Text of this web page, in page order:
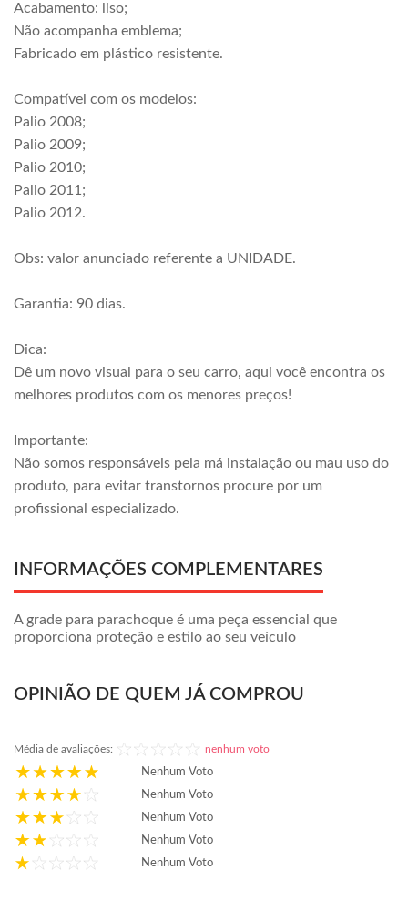
Acabamento: liso;
Não acompanha emblema;
Fabricado em plástico resistente.
Compatível com os modelos:
Palio 2008;
Palio 2009;
Palio 2010;
Palio 2011;
Palio 2012.
Obs: valor anunciado referente a UNIDADE.
Garantia: 90 dias.
Dica:
Dê um novo visual para o seu carro, aqui você encontra os
melhores produtos com os menores preços!
Importante:
Não somos responsáveis pela má instalação ou mau uso do
produto, para evitar transtornos procure por um
profissional especializado.
INFORMAÇÕES COMPLEMENTARES
A grade para parachoque é uma peça essencial que
proporciona proteção e estilo ao seu veículo
OPINIÃO DE QUEM JÁ COMPROU
Média de avaliações: nenhum voto
Nenhum Voto
Nenhum Voto
Nenhum Voto
Nenhum Voto
Nenhum Voto